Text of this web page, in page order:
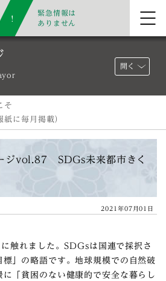
緊急情報は
ありません
開く
そ
に毎月掲載）
ジvol.87 SDGs未来都市きく
2021年07月01日
触れました。SDGsは国連で採択さ
」の略語です。地球規模での自然破
「貧困のない健康的で安全な暮らし